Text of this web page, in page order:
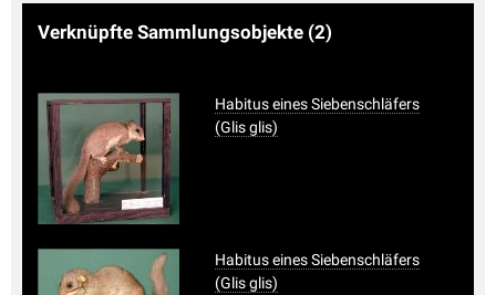
Verknüpfte Sammlungsobjekte (2)
Habitus eines Siebenschläfers
(Glis glis)
Habitus eines Siebenschläfers
(Glis glis)